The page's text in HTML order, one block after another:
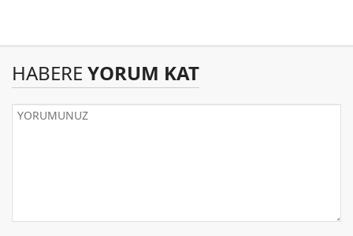
HABERE YORUM KAT